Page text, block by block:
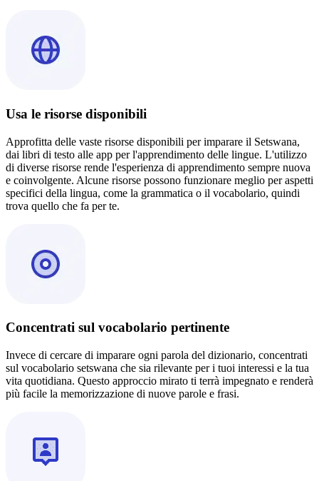
Usa le risorse disponibili
Approfitta delle vaste risorse disponibili per imparare il Setswana,
dai libri di testo alle app per l'apprendimento delle lingue. L'utilizzo
di diverse risorse rende l'esperienza di apprendimento sempre nuova
e coinvolgente. Alcune risorse possono funzionare meglio per aspetti
specifici della lingua, come la grammatica o il vocabolario, quindi
trova quello che fa per te.
Concentrati sul vocabolario pertinente
Invece di cercare di imparare ogni parola del dizionario, concentrati
sul vocabolario setswana che sia rilevante per i tuoi interessi e la tua
vita quotidiana. Questo approccio mirato ti terrà impegnato e renderà
più facile la memorizzazione di nuove parole e frasi.